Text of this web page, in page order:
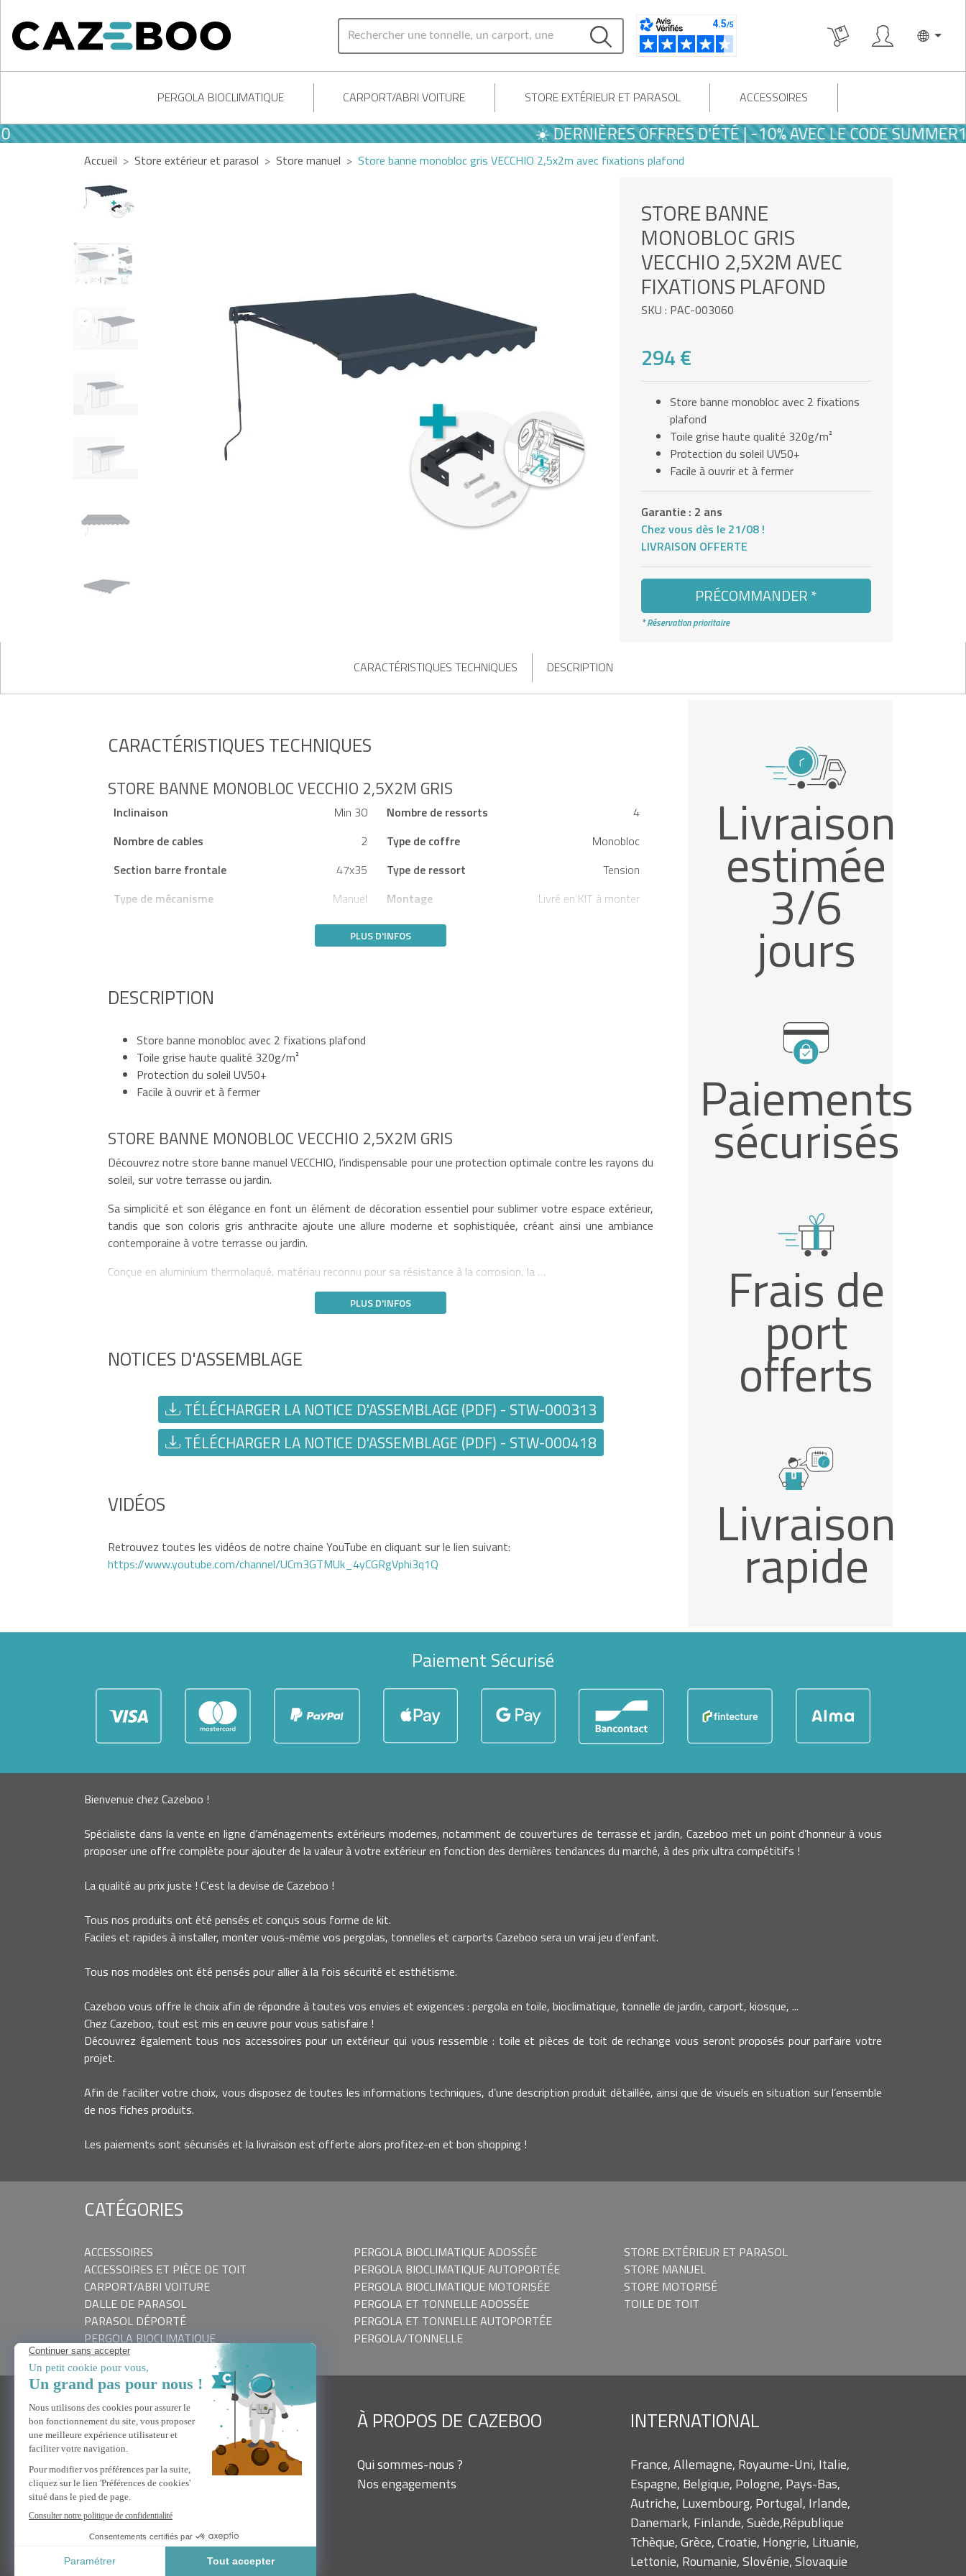
PERGOLA BIOCLIMATIQUE CARPORT/ABRI VOITURE STORE EXTÉRIEUR ET PARASOL ACCESSOIRES
☀️ DERNIÈRES OFFRES D'ÉTÉ | -10% AVEC LE CODE SUMMER10
Accueil Store extérieur et parasol Store manuel Store banne monobloc gris VECCHIO 2,5x2m avec fixations plafond
STORE BANNE
MONOBLOC GRIS
VECCHIO 2,5X2M AVEC
FIXATIONS PLAFOND
SKU : PAC-003060
294 €
Store banne monobloc avec 2 fixations
plafond
Toile grise haute qualité 320g/m²
Protection du soleil UV50+
Facile à ouvrir et à fermer
Garantie : 2 ans
Chez vous dès le 21/08 !
LIVRAISON OFFERTE
PRÉCOMMANDER *
* Réservation prioritaire
CARACTÉRISTIQUES TECHNIQUES DESCRIPTION
CARACTÉRISTIQUES TECHNIQUES
STORE BANNE MONOBLOC VECCHIO 2,5X2M GRIS
Inclinaison Min 30 Nombre de ressorts
4
Nombre de cables
2 Type de coffre
Monobloc
Section barre frontale
47x35 Type de ressort
Tension
Type de mécanisme
Manuel Montage Livré en KIT à monter
PLUS D'INFOS
DESCRIPTION
Store banne monobloc avec 2 fixations plafond
Toile grise haute qualité 320g/m²
Protection du soleil UV50+
Facile à ouvrir et à fermer
STORE BANNE MONOBLOC VECCHIO 2,5X2M GRIS
Découvrez notre store banne manuel VECCHIO, l’indispensable pour une protection optimale contre les rayons du
soleil, sur votre terrasse ou jardin.
Sa simplicité et son élégance en font un élément de décoration essentiel pour sublimer votre espace extérieur,
tandis que son coloris gris anthracite ajoute une allure moderne et sophistiquée, créant ainsi une ambiance
contemporaine à votre terrasse ou jardin.
Conçue en aluminium thermolaqué, matériau reconnu pour sa résistance à la corrosion, la …
PLUS D'INFOS
NOTICES D'ASSEMBLAGE
TÉLÉCHARGER LA NOTICE D'ASSEMBLAGE (PDF) - STW-000313
TÉLÉCHARGER LA NOTICE D'ASSEMBLAGE (PDF) - STW-000418
VIDÉOS
Retrouvez toutes les vidéos de notre chaine YouTube en cliquant sur le lien suivant:
https://www.youtube.com/channel/UCm3GTMUk_4yCGRgVphi3q1Q
Livraison
estimée
3/6
jours
Paiements
sécurisés
Frais de
port
offerts
Livraison
rapide
Paiement Sécurisé
Bienvenue chez Cazeboo !
Spécialiste dans la vente en ligne d’aménagements extérieurs modernes, notamment de couvertures de terrasse et jardin, Cazeboo met un point d’honneur à vous
proposer une offre complète pour ajouter de la valeur à votre extérieur en fonction des dernières tendances du marché, à des prix ultra compétitifs !
La qualité au prix juste ! C’est la devise de Cazeboo !
Tous nos produits ont été pensés et conçus sous forme de kit.
Faciles et rapides à installer, monter vous-même vos pergolas, tonnelles et carports Cazeboo sera un vrai jeu d’enfant.
Tous nos modèles ont été pensés pour allier à la fois sécurité et esthétisme.
Cazeboo vous offre le choix afin de répondre à toutes vos envies et exigences : pergola en toile, bioclimatique, tonnelle de jardin, carport, kiosque, ...
Chez Cazeboo, tout est mis en œuvre pour vous satisfaire !
Découvrez également tous nos accessoires pour un extérieur qui vous ressemble : toile et pièces de toit de rechange vous seront proposés pour parfaire votre
projet.
Afin de faciliter votre choix, vous disposez de toutes les informations techniques, d’une description produit détaillée, ainsi que de visuels en situation sur l’ensemble
de nos fiches produits.
Les paiements sont sécurisés et la livraison est offerte alors profitez-en et bon shopping !
CATÉGORIES
ACCESSOIRES
ACCESSOIRES ET PIÈCE DE TOIT
CARPORT/ABRI VOITURE
DALLE DE PARASOL
PARASOL DÉPORTÉ
PERGOLA BIOCLIMATIQUE
PERGOLA BIOCLIMATIQUE ADOSSÉE
PERGOLA BIOCLIMATIQUE AUTOPORTÉE
PERGOLA BIOCLIMATIQUE MOTORISÉE
PERGOLA ET TONNELLE ADOSSÉE
PERGOLA ET TONNELLE AUTOPORTÉE
PERGOLA/TONNELLE
STORE EXTÉRIEUR ET PARASOL
STORE MANUEL
STORE MOTORISÉ
TOILE DE TOIT
BESOIN D'AIDE
Nous contacter
FAQ
À PROPOS DE CAZEBOO
Qui sommes-nous ?
Nos engagements
INTERNATIONAL
France, Allemagne, Royaume-Uni, Italie,
Espagne, Belgique, Pologne, Pays-Bas,
Autriche, Luxembourg, Portugal, Irlande,
Danemark, Finlande, Suède,République
Tchèque, Grèce, Croatie, Hongrie, Lituanie,
Lettonie, Roumanie, Slovénie, Slovaquie